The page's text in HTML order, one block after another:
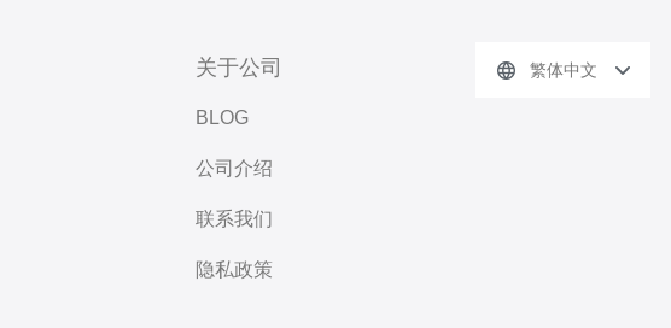
关于公司
BLOG
公司介绍
联系我们
隐私政策
繁体中文